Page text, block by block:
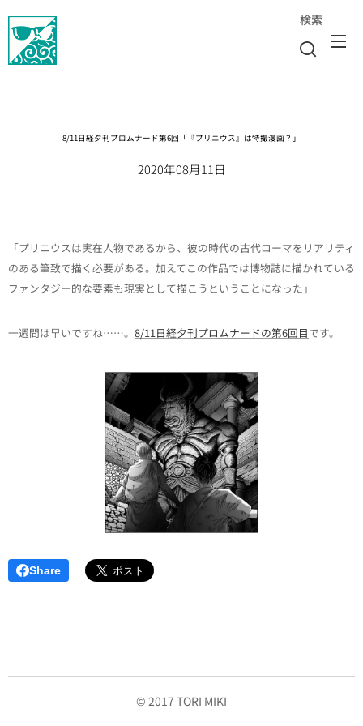
検索
8/11日経夕刊プロムナード第6回「『プリニウス』は特撮漫画？」
2020年08月11日
「プリニウスは実在人物であるから、彼の時代の古代ローマをリアリティ
のある筆致で描く必要がある。加えてこの作品では博物誌に描かれている
ファンタジー的な要素も現実として描こうということになった」
一週間は早いですね……。 8/11日経夕刊プロムナードの第6回目です。
Share
© 2017 TORI MIKI